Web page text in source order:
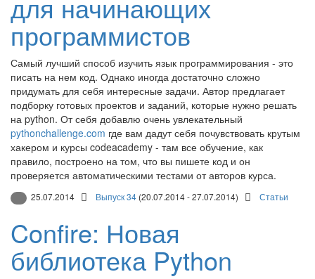
для начинающих
программистов
Самый лучший способ изучить язык программирования - это
писать на нем код. Однако иногда достаточно сложно
придумать для себя интересные задачи. Автор предлагает
подборку готовых проектов и заданий, которые нужно решать
на python. От себя добавлю очень увлекательный
pythonchallenge.com где вам дадут себя почувствовать крутым
хакером и курсы codeacademy - там все обучение, как
правило, построено на том, что вы пишете код и он
проверяется автоматическими тестами от авторов курса.
25.07.2014 Выпуск 34 (20.07.2014 - 27.07.2014) Статьи
Confire: Новая
библиотека Python